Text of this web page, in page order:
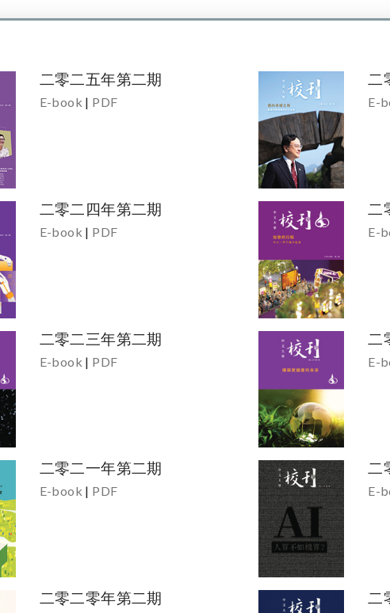
二零二五年第二期
E-book | PDF
二
E-
二零二四年第二期
E-book | PDF
二
E-
二零二三年第二期
E-book | PDF
二
E-
二零二一年第二期
E-book | PDF
二
E-
二零二零年第二期 二